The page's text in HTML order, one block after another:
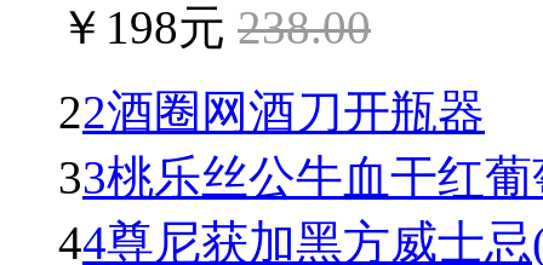
￥198元 238.00
22酒圈网酒刀开瓶器
33桃乐丝公牛血干红葡
44尊尼获加黑方威士忌